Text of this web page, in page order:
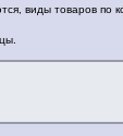
виды товаров по